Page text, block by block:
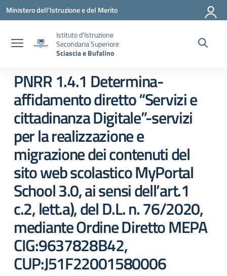
Vai ai contenuti
Vai al menu di navigazione
Vai al footer
Ministero dell'Istruzione e del Merito
Istituto d'Istruzione
Secondaria Superiore
Sciascia e Bufalino
PNRR 1.4.1 Determina-
affidamento diretto “Servizi e
cittadinanza Digitale”-servizi
per la realizzazione e
migrazione dei contenuti del
sito web scolastico MyPortal
School 3.0, ai sensi dell’art.1
c.2, lett.a), del D.L. n. 76/2020,
mediante Ordine Diretto MEPA
CIG:9637828B42,
CUP:J51F22001580006